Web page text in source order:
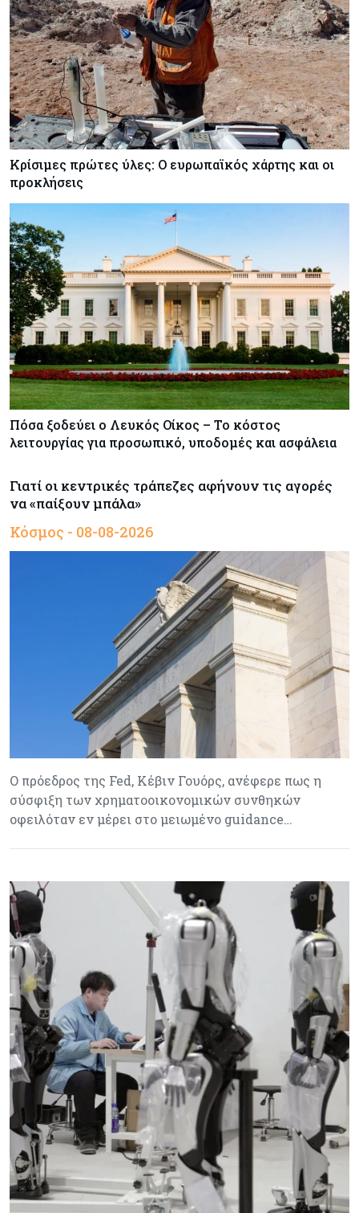
Κρίσιμες πρώτες ύλες: Ο ευρωπαϊκός χάρτης και οι
προκλήσεις
Πόσα ξοδεύει ο Λευκός Οίκος – Το κόστος
λειτουργίας για προσωπικό, υποδομές και ασφάλεια
Γιατί οι κεντρικές τράπεζες αφήνουν τις αγορές
να «παίξουν μπάλα»
Κόσμος - 08-08-2026
Ο πρόεδρος της Fed, Κέβιν Γουόρς, ανέφερε πως η
σύσφιξη των χρηματοοικονομικών συνθηκών
οφειλόταν εν μέρει στο μειωμένο guidance…